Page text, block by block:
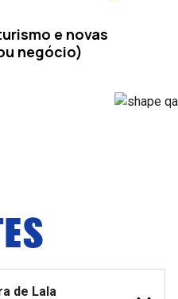
e novas
negócio)
de Lala